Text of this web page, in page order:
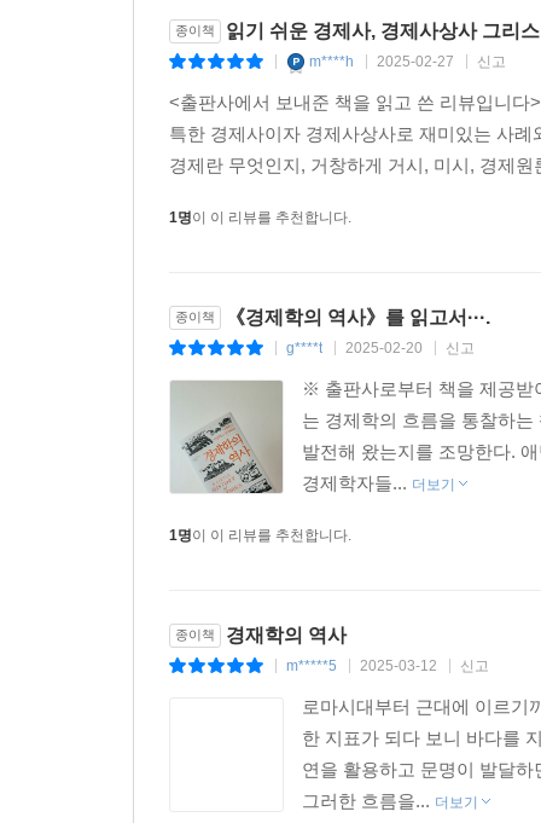
폭넓은 주제와 흥미로운 사실, 그리고 경제학을 읽
경제학에도 여성과 사회적 약자에 대한 차별적
무보수 노동의 가치가 외면되고, 집에 있는 여
우리가 경제를 바라보는 방식은 경제가 서로 다
이 책은 빅 푸시 정책으로 경제 발전에 성공한
발전시키라고 지시하며 낮은 금리로 자금을 대
것이다. 하지만 일부 국가에서는 빅 푸시 정책
확인했다는 점을 꼽았다.
능력을 하나 더 꼽는다. 자신을 비판적으로 바
바라보는 능력. 경제학의 역사를 공부하면 그러
수 있기 때문이다. 그래서 경제사상과 역사를 함
이 책에서 우리가 만난 여러 경제학자는 각자 살
옳기만 한 하나의 ‘정답’은 없다. 역사 속 학자
종이책 읽기 쉬운 경제사, 경제사상사 그리
m****h 2025-02-27 신고
<출판사에서 보내준 책을 읽고 쓴 리뷰입니
특한 경제사이자 경제사상사로 재미있는 사
경제란 무엇인지, 거창하게 거시, 미시, 경제
1명이 이 리뷰를 추천합니다.
종이책 《경제학의 역사》를 읽고서···.
g****t 2025-02-20 신고
※ 출판사로부터 책을 제공받
는 경제학의 흐름을 통찰하
발전해 왔는지를 조망한다.
경제학자들... 더보기
1명이 이 리뷰를 추천합니다.
종이책 경재학의 역사
m*****5 2025-03-12 신고
로마시대부터 근대에 이르기
한 지표가 되다 보니 바다를
연을 활용하고 문명이 발달
그러한 흐름을... 더보기